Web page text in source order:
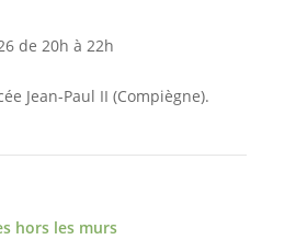
de 20h à 22h
Jean-Paul II (Compiègne).
hors les murs